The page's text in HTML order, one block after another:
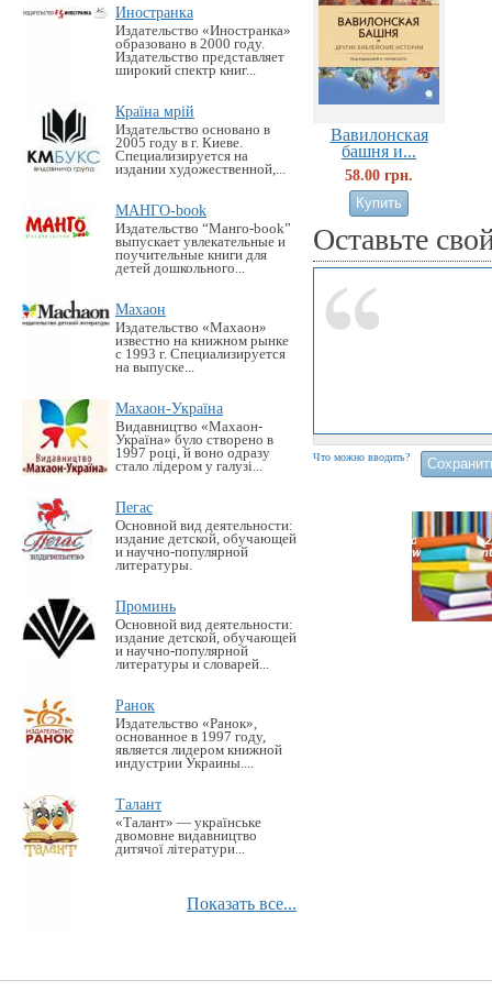
Иностранка
Издательство «Иностранка»
образовано в 2000 году.
Издательство представляет
широкий спектр книг...
Країна мрій
Издательство основано в
2005 году в г. Киеве.
Специализируется на
издании художественной,...
МАНГО-book
Издательство “Манго-book”
выпускает увлекательные и
поучительные книги для
детей дошкольного...
Махаон
Издательство «Махаон»
известно на книжном рынке
с 1993 г. Специализируется
на выпуске...
Махаон-Україна
Видавництво «Махаон-
Україна» було створено в
1997 році, й воно одразу
стало лідером у галузі...
Пегас
Основной вид деятельности:
издание детской, обучающей
и научно-популярной
литературы.
Проминь
Основной вид деятельности:
издание детской, обучающей
и научно-популярной
литературы и словарей...
Ранок
Издательство «Ранок»,
основанное в 1997 году,
является лидером книжной
индустрии Украины....
Талант
«Талант» — українське
двомовне видавництво
дитячої літератури...
Показать все...
Вавилонская
башня и...
58.00 грн.
Оставьте
Что можно вводить?